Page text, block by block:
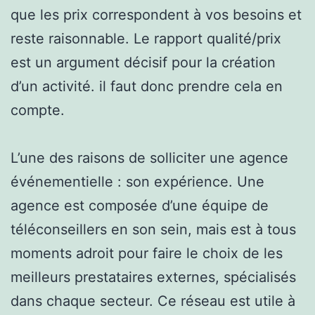
que les prix correspondent à vos besoins et
reste raisonnable. Le rapport qualité/prix
est un argument décisif pour la création
d’un activité. il faut donc prendre cela en
compte.
L’une des raisons de solliciter une agence
événementielle : son expérience. Une
agence est composée d’une équipe de
téléconseillers en son sein, mais est à tous
moments adroit pour faire le choix de les
meilleurs prestataires externes, spécialisés
dans chaque secteur. Ce réseau est utile à